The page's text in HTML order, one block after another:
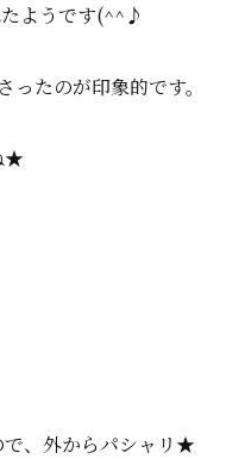
たようです(^^♪
たのが印象的です。
★
で、外からパシャリ★